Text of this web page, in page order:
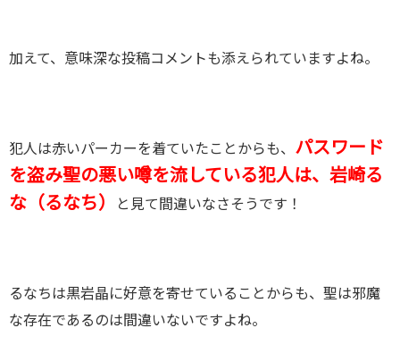
加えて、意味深な投稿コメントも添えられていますよね。
犯人は赤いパーカーを着ていたことからも、 パスワード
を盗み聖の悪い噂を流している犯人は、岩崎る
な（るなち）
と見て間違いなさそうです！
るなちは黒岩晶に好意を寄せていることからも、聖は邪魔
な存在であるのは間違いないですよね。